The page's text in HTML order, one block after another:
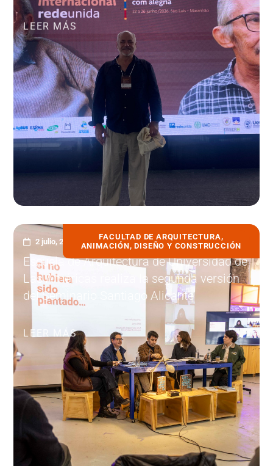
LEER MÁS
FACULTAD DE ARQUITECTURA,
ANIMACIÓN, DISEÑO Y CONSTRUCCIÓN
2 julio, 2026
Escuela de Arquitectura de Universidad de
Las Américas realiza la segunda versión
del Seminario Santiago Alicante
LEER MÁS